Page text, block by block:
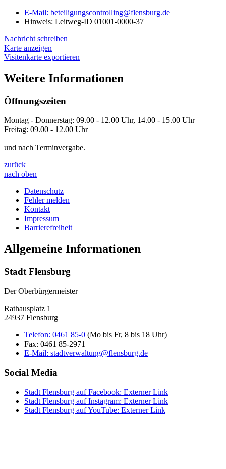
E-Mail: beteiligungscontrolling@flensburg.de
Hinweis: Leitweg-ID 01001-0000-37
Nachricht schreiben
Karte anzeigen
Visitenkarte exportieren
Weitere Informationen
Öffnungszeiten
Montag - Donnerstag: 09.00 - 12.00 Uhr, 14.00 - 15.00 Uhr
Freitag: 09.00 - 12.00 Uhr
und nach Terminvergabe.
zurück
nach oben
Datenschutz
Fehler melden
Kontakt
Impressum
Barrierefreiheit
Allgemeine Informationen
Stadt Flensburg
Der Oberbürgermeister
Rathausplatz 1
24937 Flensburg
Telefon: 0461 85-0 (Mo bis Fr, 8 bis 18 Uhr)
Fax: 0461 85-2971
E-Mail: stadtverwaltung@flensburg.de
Social Media
Stadt Flensburg auf Facebook: Externer Link
Stadt Flensburg auf Instagram: Externer Link
Stadt Flensburg auf YouTube: Externer Link